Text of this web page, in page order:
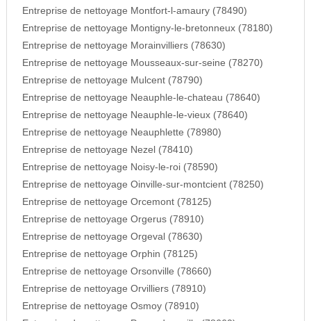
Entreprise de nettoyage Montfort-l-amaury (78490)
Entreprise de nettoyage Montigny-le-bretonneux (78180)
Entreprise de nettoyage Morainvilliers (78630)
Entreprise de nettoyage Mousseaux-sur-seine (78270)
Entreprise de nettoyage Mulcent (78790)
Entreprise de nettoyage Neauphle-le-chateau (78640)
Entreprise de nettoyage Neauphle-le-vieux (78640)
Entreprise de nettoyage Neauphlette (78980)
Entreprise de nettoyage Nezel (78410)
Entreprise de nettoyage Noisy-le-roi (78590)
Entreprise de nettoyage Oinville-sur-montcient (78250)
Entreprise de nettoyage Orcemont (78125)
Entreprise de nettoyage Orgerus (78910)
Entreprise de nettoyage Orgeval (78630)
Entreprise de nettoyage Orphin (78125)
Entreprise de nettoyage Orsonville (78660)
Entreprise de nettoyage Orvilliers (78910)
Entreprise de nettoyage Osmoy (78910)